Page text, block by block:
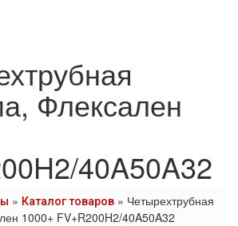
Флексален
40A50A32
» Каталог товаров » Четырехтрубная
1000+ FV+R200H2/40A50A32